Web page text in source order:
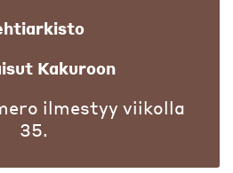
Kakuroon
ilmestyy viikolla
35.